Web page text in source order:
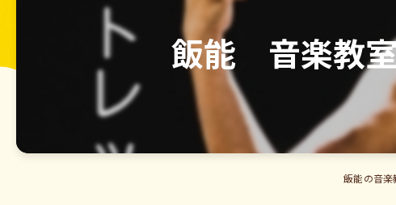
飯能 音楽教
飯能の音楽